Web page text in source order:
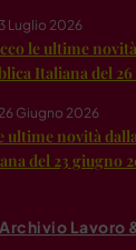
Luglio 2026
le ultime
Italiana del
Giugno 2026
ultime novità
del 23 giugno
Lavoro